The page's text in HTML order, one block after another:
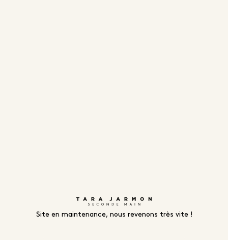
Site en maintenance, nous revenons très vite !